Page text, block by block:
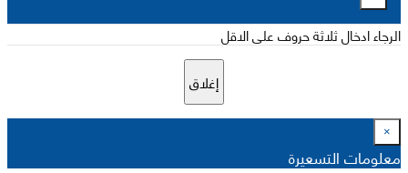
الرجاء ادخال ثلاثة حروف على الاقل
إغلاق
×
معلومات التسعيرة